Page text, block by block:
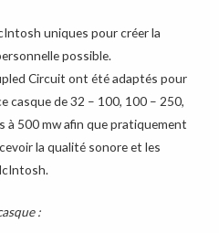
uniques pour créer la
possible.
Circuit ont été adaptés pour
casque de 32 – 100, 100 – 250,
à 500 mw afin que pratiquement
la qualité sonore et les
: